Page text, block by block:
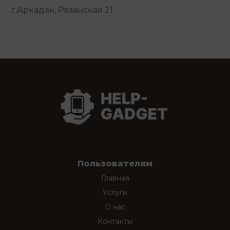
г.Аркадак, Рязанская 21
Пользователям
Главная
Услуги
О нас
Контакты